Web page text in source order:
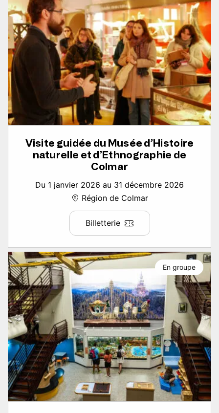
Visite guidée du Musée d’Histoire
naturelle et d’Ethnographie de
Colmar
Du 1 janvier 2026 au 31 décembre 2026
Région de Colmar
Billetterie
En groupe